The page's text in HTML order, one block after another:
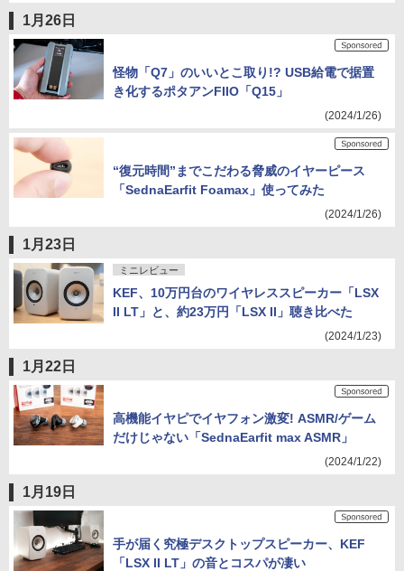
1月26日
怪物「Q7」のいいとこ取り!? USB給電で据置
き化するポタアンFIIO「Q15」
(2024/1/26)
“復元時間”までこだわる脅威のイヤーピース
「SednaEarfit Foamax」使ってみた
(2024/1/26)
1月23日
ミニレビュー
KEF、10万円台のワイヤレススピーカー「LSX
II LT」と、約23万円「LSX II」聴き比べた
(2024/1/23)
1月22日
高機能イヤピでイヤフォン激変! ASMR/ゲーム
だけじゃない「SednaEarfit max ASMR」
(2024/1/22)
1月19日
手が届く究極デスクトップスピーカー、KEF
「LSX II LT」の音とコスパが凄い